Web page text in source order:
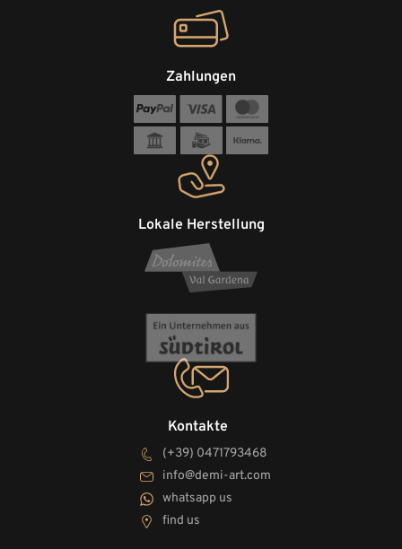
Kontakte
(+39) 0471793468
info@demi-art.com
whatsapp us
find us
Lokale Herstellung
Zahlungen